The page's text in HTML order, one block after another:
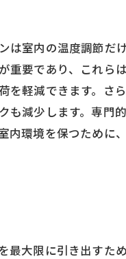
は室内の温度調節だ
重要であり、これら
軽減できます。さ
も減少します。専門
内環境を保つために
最大限に引き出すた